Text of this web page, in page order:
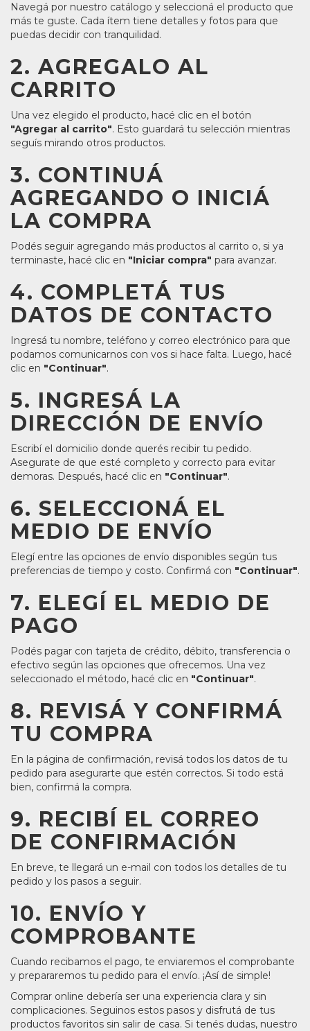
Navegá por nuestro catálogo y seleccioná el producto que
más te guste. Cada ítem tiene detalles y fotos para que
puedas decidir con tranquilidad.
2. AGREGALO AL
CARRITO
Una vez elegido el producto, hacé clic en el botón
"Agregar al carrito". Esto guardará tu selección mientras
seguís mirando otros productos.
3. CONTINUÁ
AGREGANDO O INICIÁ
LA COMPRA
Podés seguir agregando más productos al carrito o, si ya
terminaste, hacé clic en "Iniciar compra" para avanzar.
4. COMPLETÁ TUS
DATOS DE CONTACTO
Ingresá tu nombre, teléfono y correo electrónico para que
podamos comunicarnos con vos si hace falta. Luego, hacé
clic en "Continuar".
5. INGRESÁ LA
DIRECCIÓN DE ENVÍO
Escribí el domicilio donde querés recibir tu pedido.
Asegurate de que esté completo y correcto para evitar
demoras. Después, hacé clic en "Continuar".
6. SELECCIONÁ EL
MEDIO DE ENVÍO
Elegí entre las opciones de envío disponibles según tus
preferencias de tiempo y costo. Confirmá con "Continuar".
7. ELEGÍ EL MEDIO DE
PAGO
Podés pagar con tarjeta de crédito, débito, transferencia o
efectivo según las opciones que ofrecemos. Una vez
seleccionado el método, hacé clic en "Continuar".
8. REVISÁ Y CONFIRMÁ
TU COMPRA
En la página de confirmación, revisá todos los datos de tu
pedido para asegurarte que estén correctos. Si todo está
bien, confirmá la compra.
9. RECIBÍ EL CORREO
DE CONFIRMACIÓN
En breve, te llegará un e-mail con todos los detalles de tu
pedido y los pasos a seguir.
10. ENVÍO Y
COMPROBANTE
Cuando recibamos el pago, te enviaremos el comprobante
y prepararemos tu pedido para el envío. ¡Así de simple!
Comprar online debería ser una experiencia clara y sin
complicaciones. Seguinos estos pasos y disfrutá de tus
productos favoritos sin salir de casa. Si tenés dudas, nuestro